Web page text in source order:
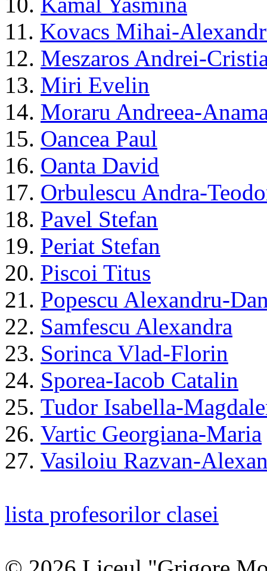
11. Kovacs Mihai-
12. Meszaros Andrei-
13. Miri Evelin
14. Moraru Andreea-
15. Oancea Paul
16. Oanta David
17. Orbulescu Andra-
18. Pavel Stefan
19. Periat Stefan
20. Piscoi Titus
21. Popescu Alexandru-
22. Samfescu Alexandra
23. Sorinca Vlad-Florin
24. Sporea-Iacob Catalin
25. Tudor Isabella-
26. Vartic Georgiana-Maria
27. Vasiloiu Razvan-
lista profesorilor clasei